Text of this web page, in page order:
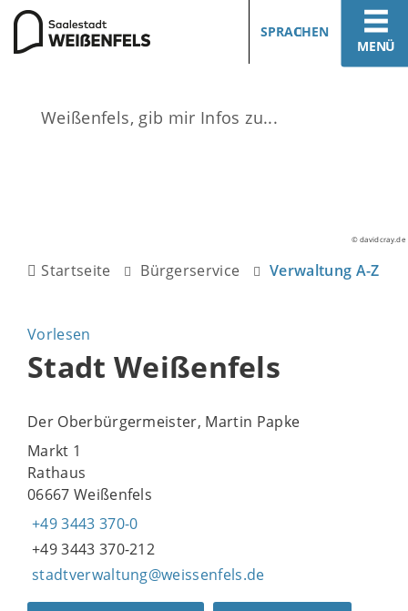
MENÜ
SPRACHEN
© davidcray.de
Startseite Bürgerservice Verwaltung A-Z
Vorlesen
Stadt Weißenfels
Der Oberbürgermeister, Martin Papke
Markt 1
Rathaus
06667 Weißenfels
+49 3443 370-0
+49 3443 370-212
stadtverwaltung@weissenfels.de